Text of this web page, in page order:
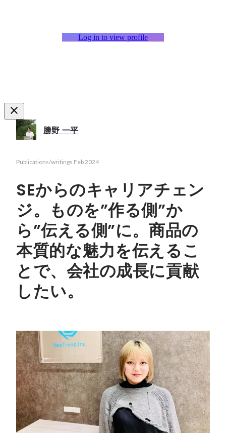
Log in to view profile
勝野 一平
Publications/writings Feb 2024
SEからのキャリアチェン
ジ。ものを”作る側”か
ら”伝える側”に。商品の
本質的な魅力を伝えるこ
とで、会社の成長に貢献
したい。